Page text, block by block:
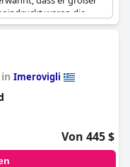
waren die
vom Pool, der einen
Einige Gäste haben
dieser Welt" und
wurde als
entspannten
Gäste haben
20 Uhr geöffnet
dass der Pool
der Bilder erwartet
über den schönen
Imerovigli
Von 445 $